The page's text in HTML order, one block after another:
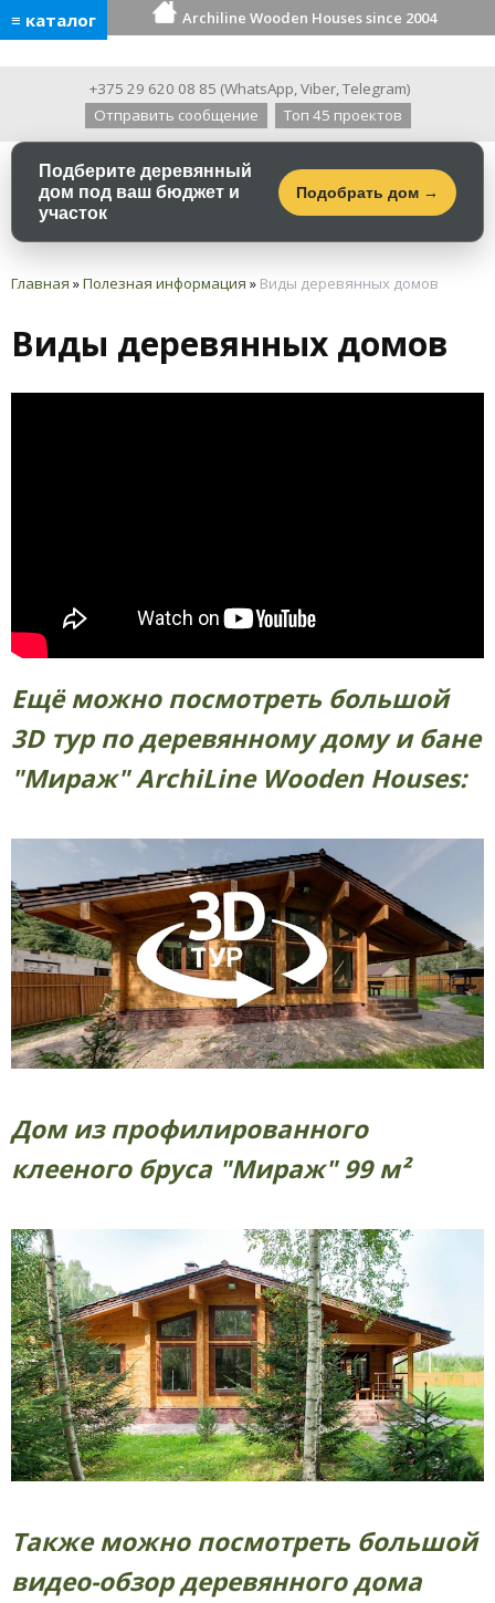
≡ каталог Archiline Wooden Houses since 2004
+375 29 620 08 85 (WhatsApp,Viber,Telegram)
Отправить сообщение
Топ 45 проектов
Подберите деревянный
дом под ваш бюджет и
участок
Подобрать дом →
Главная »Полезная информация » Виды деревянных домов
Виды деревянных домов
Ещё можно посмотреть большой
3D тур по деревянному дому и бане
"Мираж" ArchiLine Wooden Houses:
Дом из профилированного
клееного бруса "Мираж" 99 м²
Также можно посмотреть большой
видео-обзор деревянного дома